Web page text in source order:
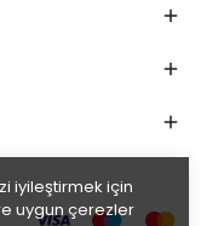
iyileştirmek için
uygun çerezler